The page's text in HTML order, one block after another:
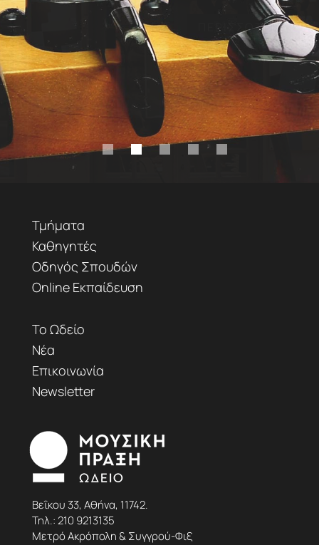
ΣΎΓΧΡΟΝΟ ΤΜΉΜΑ
Τμήματα
Καθηγητές
Οδηγός Σπουδών
Online Εκπαίδευση
Το Ωδείο
Νέα
Επικοινωνία
Newsletter
Βεΐκου 33, Αθήνα, 11742.
Τηλ.:210 9213135
Μετρό Ακρόπολη & Συγγρού-Φιξ